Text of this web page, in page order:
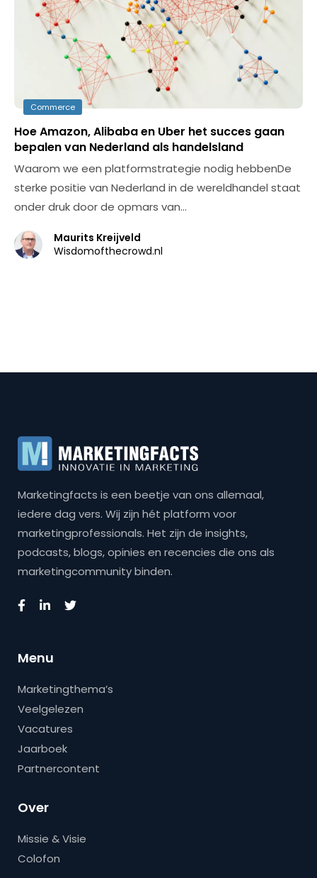
Commerce
Hoe Amazon, Alibaba en Uber het succes gaan
bepalen van Nederland als handelsland
Waarom we een platformstrategie nodig hebbenDe
sterke positie van Nederland in de wereldhandel staat
onder druk door de opmars van…
Maurits Kreijveld
Wisdomofthecrowd.nl
Marketingfacts is een beetje van ons allemaal,
iedere dag vers. Wij zijn hét platform voor
marketingprofessionals. Het zijn de insights,
podcasts, blogs, opinies en recencies die ons als
marketingcommunity binden.
Menu
Marketingthema’s
Veelgelezen
Vacatures
Jaarboek
Partnercontent
Over
Missie & Visie
Colofon